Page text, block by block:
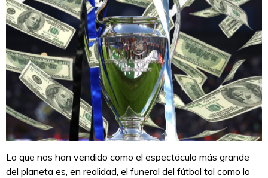
Lo que nos han vendido como el espectáculo más grande
del planeta es, en realidad, el funeral del fútbol tal como lo